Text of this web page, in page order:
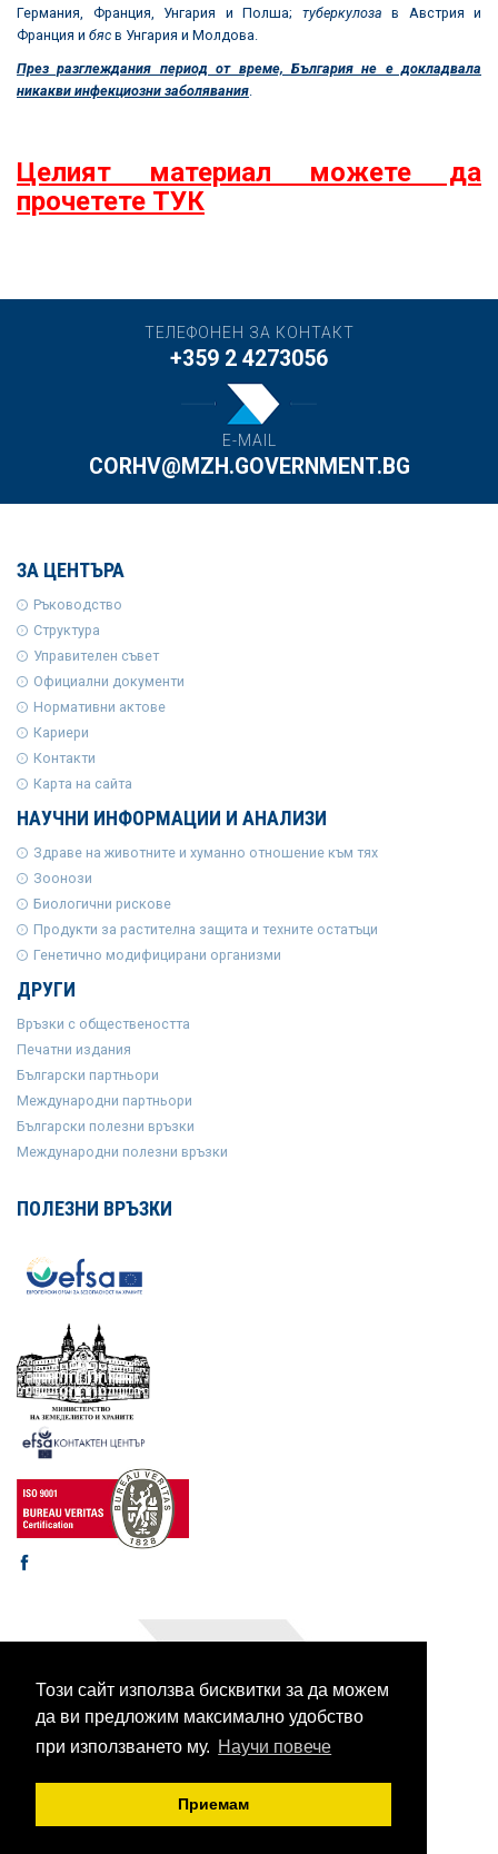
Този сайт използва бисквитки за да можем
да ви предложим максимално удобство
при използването му. Научи повече
Приемам
Германия, Франция, Унгария и Полша; туберкулоза в Австрия и
Франция и бяс в Унгария и Молдова.
През разглеждания период от време, България не е докладвала
никакви инфекциозни заболявания
Целият материал можете да
прочетете ТУК
ТЕЛЕФОНЕН ЗА КОНТАКТ
+359 2 4273056
E-MAIL
CORHV@MZH.GOVERNMENT.BG
ЗА ЦЕНТЪРА
Ръководство
Структура
Управителен съвет
Официални документи
Нормативни актове
Кариери
Контакти
Карта на сайта
НАУЧНИ ИНФОРМАЦИИ И АНАЛИЗИ
Здраве на животните и хуманно отношение към тях
Зоонози
Биологични рискове
Продукти за растителна защита и техните остатъци
Генетично модифицирани организми
ДРУГИ
Връзки с обществеността
Печатни издания
Български партньори
Международни партньори
Български полезни връзки
Международни полезни връзки
ПОЛЕЗНИ ВРЪЗКИ
© 2003-2026 CORHV
Всички права запазени.